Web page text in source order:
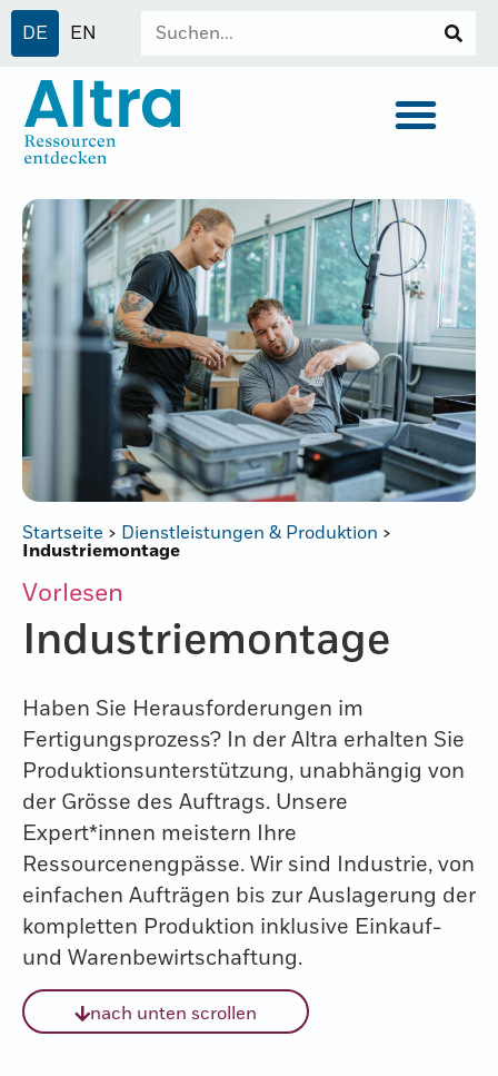
DE EN
Startseite > Dienstleistungen & Produktion >
Industriemontage
Vorlesen
Industrie­montage
Haben Sie Herausforderungen im
Fertigungsprozess? In der Altra erhalten Sie
Produktionsunterstützung, unabhängig von
der Grösse des Auftrags. Unsere
Expert*innen meistern Ihre
Ressourcenengpässe. Wir sind Industrie, von
einfachen Aufträgen bis zur Auslagerung der
kompletten Produktion inklusive Einkauf-
und Warenbewirtschaftung.
nach unten scrollen